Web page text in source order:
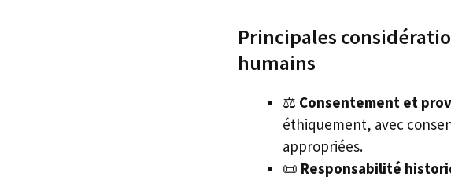
Principales
humains
⚖️ Consentement et
éthiquement, avec
appropriées.
📜 Responsabilité